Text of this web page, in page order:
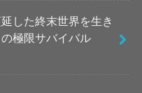
した終末世界を生き
極限サバイバル